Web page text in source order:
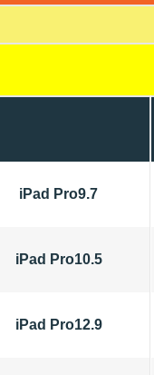
iPad Pro9.7
iPad Pro10.5
iPad Pro12.9